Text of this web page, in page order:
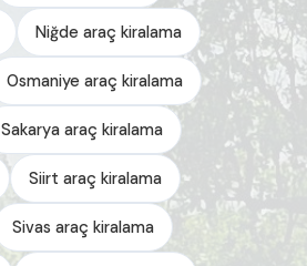
Niğde araç kiralama
Osmaniye araç kiralama
Sakarya araç kiralama
Siirt araç kiralama
Sivas araç kiralama